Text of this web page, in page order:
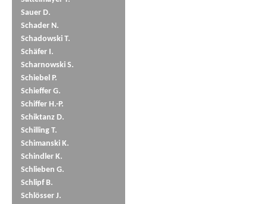
Sauer D.
Schader N.
Schadowski T.
Schäfer I.
Scharnowski S.
Schiebel P.
Schieffer G.
Schiffer H.-P.
Schiktanz D.
Schilling T.
Schimanski K.
Schindler K.
Schlieben G.
Schlipf B.
Schlösser J.